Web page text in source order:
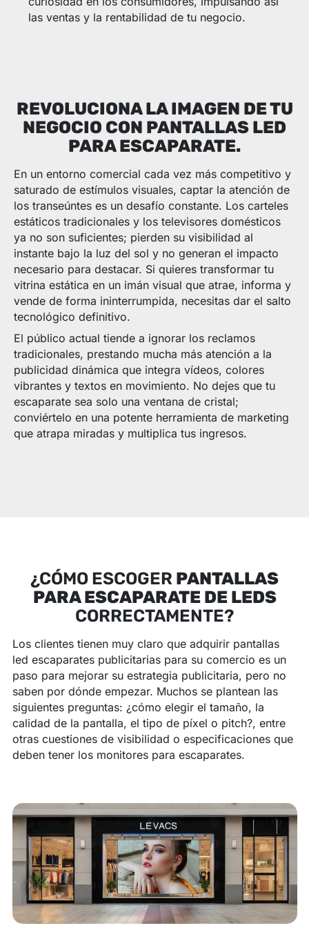
las ventas y la rentabilidad de tu negocio.
REVOLUCIONA LA IMAGEN DE TU
NEGOCIO CON PANTALLAS LED
PARA ESCAPARATE.
En un entorno comercial cada vez más competitivo y
saturado de estímulos visuales, captar la atención de
los transeúntes es un desafío constante. Los carteles
estáticos tradicionales y los televisores domésticos
ya no son suficientes; pierden su visibilidad al
instante bajo la luz del sol y no generan el impacto
necesario para destacar. Si quieres transformar tu
vitrina estática en un imán visual que atrae, informa y
vende de forma ininterrumpida, necesitas dar el salto
tecnológico definitivo.
El público actual tiende a ignorar los reclamos
tradicionales, prestando mucha más atención a la
publicidad dinámica que integra vídeos, colores
vibrantes y textos en movimiento. No dejes que tu
escaparate sea solo una ventana de cristal;
conviértelo en una potente herramienta de marketing
que atrapa miradas y multiplica tus ingresos.
¿CÓMO ESCOGER PANTALLAS
PARA ESCAPARATE DE LEDS
CORRECTAMENTE?
Los clientes tienen muy claro que adquirir pantallas
led escaparates publicitarias para su comercio es un
paso para mejorar su estrategia publicitaria, pero no
saben por dónde empezar. Muchos se plantean las
siguientes preguntas: ¿cómo elegir el tamaño, la
calidad de la pantalla, el tipo de píxel o pitch?, entre
otras cuestiones de visibilidad o especificaciones que
deben tener los monitores para escaparates.